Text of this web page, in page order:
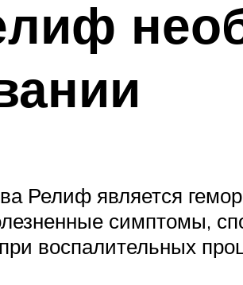
Релиф является
симптомы,
воспалительных